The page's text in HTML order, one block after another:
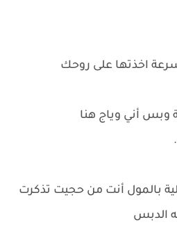
اخذتها على روحك
وبس أني وياج هنا
بالمول أنت من حجيت تذكرت
الدبس